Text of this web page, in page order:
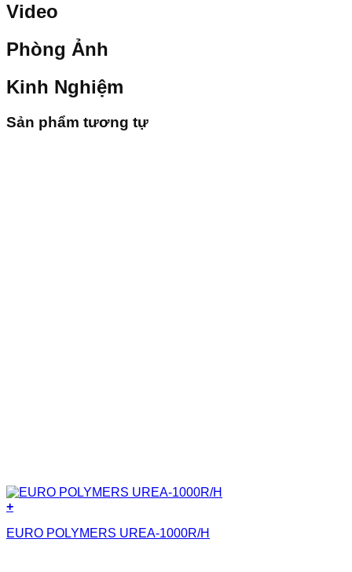
Video
Phòng Ảnh
Kinh Nghiệm
Sản phẩm tương tự
+
EURO POLYMERS UREA-1000R/H